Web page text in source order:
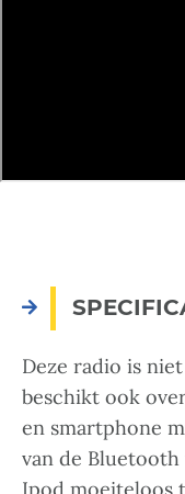
Deze radio is
beschikt ook
en smartphone
van de